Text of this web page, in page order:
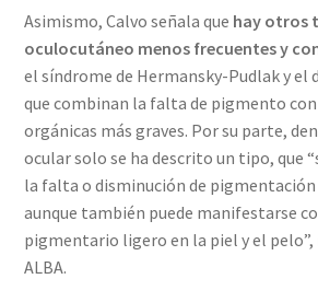
Asimismo, Calvo señala que hay otros
oculocutáneo menos frecuentes y
el síndrome de Hermansky-Pudlak y el
que combinan la falta de pigmento
orgánicas más graves. Por su parte,
ocular solo se ha descrito un tipo, que
la falta o disminución de
aunque también puede manifestarse
pigmentario ligero en la piel y el pelo”,
ALBA.